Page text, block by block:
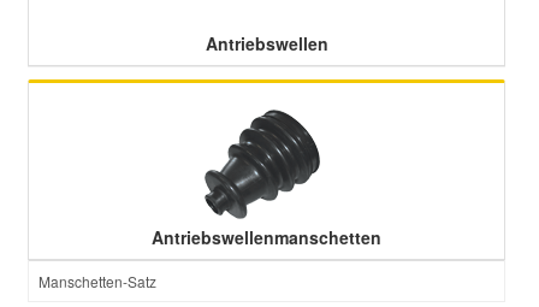
Antriebswellen
Antriebswellenmanschetten
Manschetten-Satz
Skoda Ersatzteile
Suzuki Ersatzteile
Toyota Ersatzteile